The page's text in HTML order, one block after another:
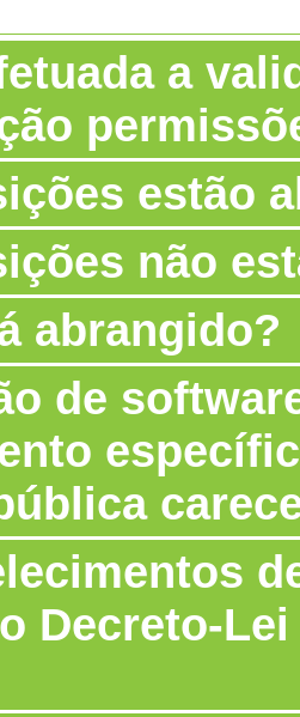
a
estão
não
abrangido?
de
Decreto-Lei